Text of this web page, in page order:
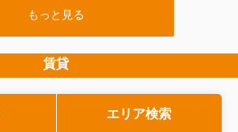
注意点を押さえて失敗を防ぐ...
方が多い一方で、購入後に思わぬ制
る構造耐力上主要
る方も多いはず
は、この言葉の意
やすくかみ砕き、
違いや、耐震性
まで整理して解説
目線で、旧来の瑕疵担保
押さえながら、契約不適
トを分かりやすく整理し
れから売買契約書にサイ
もっと見る
賃貸
エリア検索